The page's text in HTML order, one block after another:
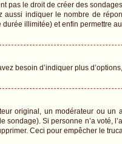
pas le droit de créer des
indiquer le nombre de
durée illimitée) et enfin permettre
besoin d’indiquer plus
original, un modérateur ou un
Si personne n’a voté,
Ceci pour empêcher le